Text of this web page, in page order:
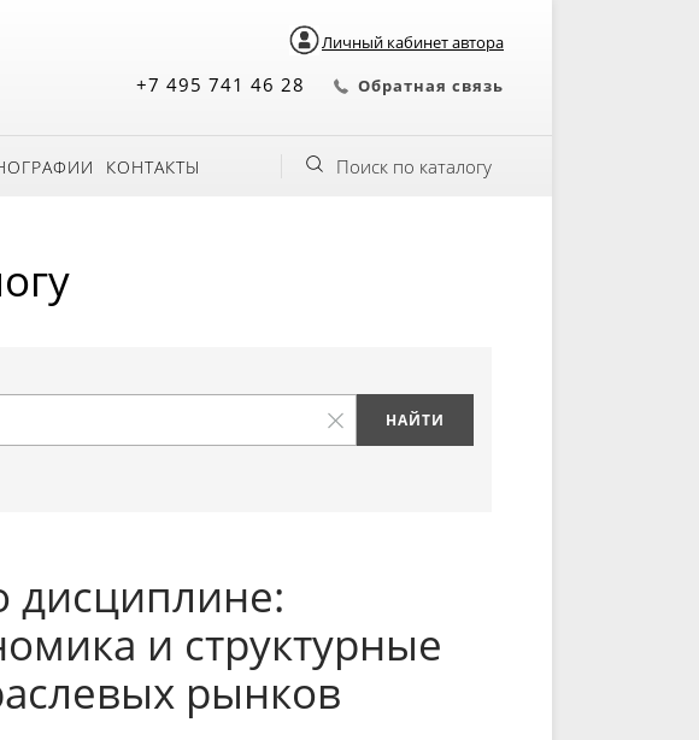
Личный кабинет автора
+7 495 741 46 28 Обратная связь
КОНТАКТЫ Поиск по каталогу
дисциплине:
и структурные
рынков